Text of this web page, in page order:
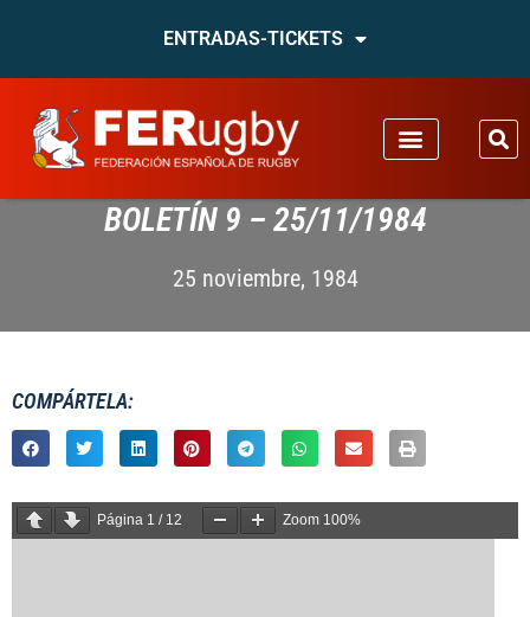
ENTRADAS-TICKETS
BOLETÍN 9 – 25/11/1984
25 noviembre, 1984
COMPÁRTELA:
Página 1 / 12 Zoom 100%